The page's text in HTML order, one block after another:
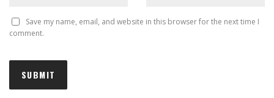
Save my name, email, and website in this browser for the next time I
comment.